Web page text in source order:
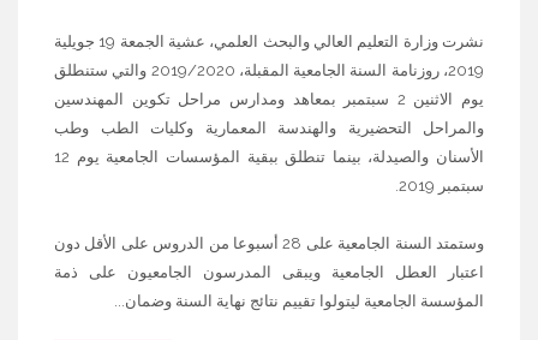
نشرت وزارة التعليم العالي والبحث العلمي، عشية الجمعة 19 جويلية
2019، روزنامة السنة الجامعية المقبلة، 2019/2020 والتي ستنطلق
يوم الاثنين 2 سبتمبر بمعاهد ومدارس مراحل تكوين المهندسين
والمراحل التحضيرية والهندسة المعمارية وكليات الطب وطب
الأسنان والصيدلة، بينما تنطلق ببقية المؤسسات الجامعية يوم 12
سبتمبر 2019.
وستمتد السنة الجامعية على 28 أسبوعا من الدروس على الأقل دون
اعتبار العطل الجامعية ويبقى المدرسون الجامعيون على ذمة
المؤسسة الجامعية ليتولوا تقييم نتائج نهاية السنة وضمان...